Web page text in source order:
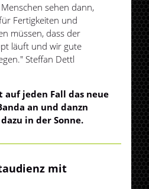
sehen dann,
Fertigkeiten und
müssen, dass der
läuft und wir gute
Steffan Dettl
jeden Fall das neue
an und danzn
in der Sonne.
mit